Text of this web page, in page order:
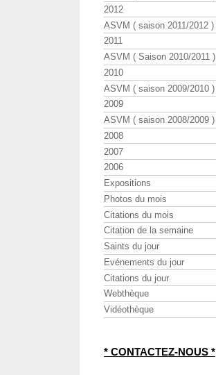
2012
ASVM ( saison 2011/2012 )
2011
ASVM ( Saison 2010/2011 )
2010
ASVM ( saison 2009/2010 )
2009
ASVM ( saison 2008/2009 )
2008
2007
2006
Expositions
Photos du mois
Citations du mois
Citation de la semaine
Saints du jour
Evénements du jour
Citations du jour
Webthèque
Vidéothèque
* CONTACTEZ-NOUS *